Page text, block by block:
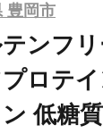
豊岡市
ンフ
ロテ
低糖